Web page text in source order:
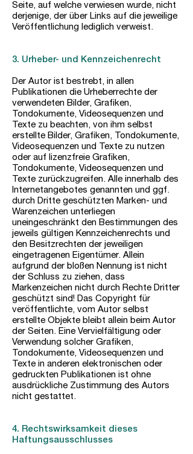
Seite, auf welche verwiesen wurde, nicht
derjenige, der über Links auf die jeweilige
Veröffentlichung lediglich verweist.
3. Urheber- und Kennzeichenrecht
Der Autor ist bestrebt, in allen
Publikationen die Urheberrechte der
verwendeten Bilder, Grafiken,
Tondokumente, Videosequenzen und
Texte zu beachten, von ihm selbst
erstellte Bilder, Grafiken, Tondokumente,
Videosequenzen und Texte zu nutzen
oder auf lizenzfreie Grafiken,
Tondokumente, Videosequenzen und
Texte zurückzugreifen. Alle innerhalb des
Internetangebotes genannten und ggf.
durch Dritte geschützten Marken- und
Warenzeichen unterliegen
uneingeschränkt den Bestimmungen des
jeweils gültigen Kennzeichenrechts und
den Besitzrechten der jeweiligen
eingetragenen Eigentümer. Allein
aufgrund der bloßen Nennung ist nicht
der Schluss zu ziehen, dass
Markenzeichen nicht durch Rechte Dritter
geschützt sind! Das Copyright für
veröffentlichte, vom Autor selbst
erstellte Objekte bleibt allein beim Autor
der Seiten. Eine Vervielfältigung oder
Verwendung solcher Grafiken,
Tondokumente, Videosequenzen und
Texte in anderen elektronischen oder
gedruckten Publikationen ist ohne
ausdrückliche Zustimmung des Autors
nicht gestattet.
4. Rechtswirksamkeit dieses
Haftungsausschlusses